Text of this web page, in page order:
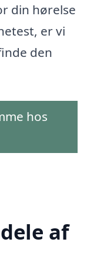
din hørelse
er vi
den
hos
af